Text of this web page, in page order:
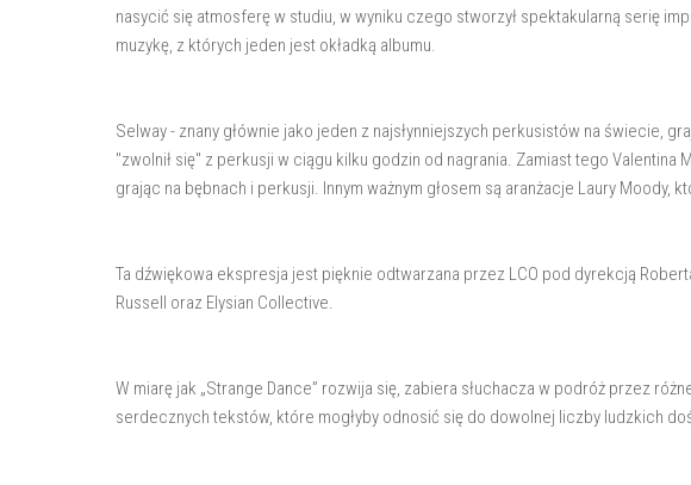
nasycić się atmosferę w studiu, w wyniku czego stworzył spektakularną serię
muzykę, z których jeden jest okładką albumu.
Selway - znany głównie jako jeden z najsłynniejszych perkusistów na świecie,
"zwolnił się" z perkusji w ciągu kilku godzin od nagrania. Zamiast tego Valentina
grając na bębnach i perkusji. Innym ważnym głosem są aranżacje Laury Moody,
Ta dźwiękowa ekspresja jest pięknie odtwarzana przez LCO pod dyrekcją
Russell oraz Elysian Collective.
W miarę jak „Strange Dance” rozwija się, zabiera słuchacza w podróż przez
serdecznych tekstów, które mogłyby odnosić się do dowolnej liczby ludzkich